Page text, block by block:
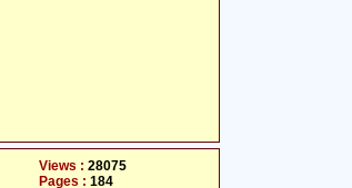
Views : 28075
Pages : 184